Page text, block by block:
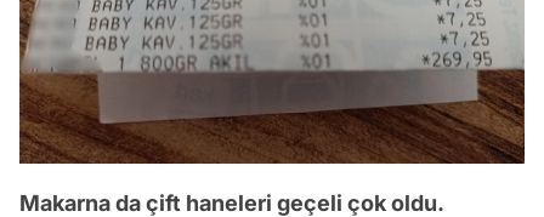
Makarna da çift haneleri geçeli çok oldu.